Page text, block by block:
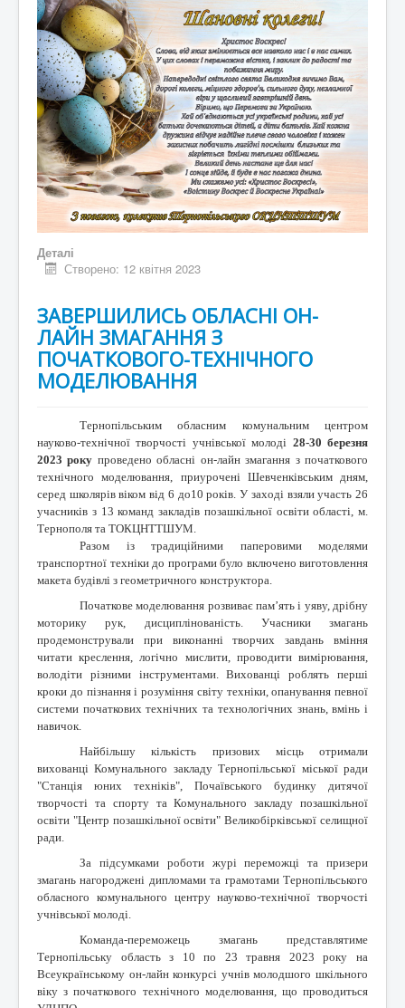
Деталі
Створено: 12 квітня 2023
ЗАВЕРШИЛИСЬ ОБЛАСНІ ОН-
ЛАЙН ЗМАГАННЯ З
ПОЧАТКОВОГО-ТЕХНІЧНОГО
МОДЕЛЮВАННЯ
Тернопільським обласним комунальним центром
науково-технічної творчості учнівської молоді 28-30 березня
2023 року проведено обласні он-лайн змагання з початкового
технічного моделювання, приурочені Шевченківським дням,
серед школярів віком від 6 до10 років. У заході взяли участь 26
учасників з 13 команд закладів позашкільної освіти області, м.
Тернополя та ТОКЦНТТШУМ.
Разом із традиційними паперовими моделями
транспортної техніки до програми було включено виготовлення
макета будівлі з геометричного конструктора.
Початкове моделювання розвиває пам’ять і уяву, дрібну
моторику рук, дисциплінованість. Учасники змагань
продемонстрували при виконанні творчих завдань вміння
читати креслення, логічно мислити, проводити вимірювання,
володіти різними інструментами. Вихованці роблять перші
кроки до пізнання і розуміння світу техніки, опанування певної
системи початкових технічних та технологічних знань, вмінь і
навичок.
Найбільшу кількість призових місць отримали
вихованці Комунального закладу Тернопільської міської ради
"Станція юних техніків", Почаївського будинку дитячої
творчості та спорту та Комунального закладу позашкільної
освіти "Центр позашкільної освіти" Великобірківської селищної
ради.
За підсумками роботи журі переможці та призери
змагань нагороджені дипломами та грамотами Тернопільського
обласного комунального центру науково-технічної творчості
учнівської молоді.
Команда-переможець змагань представлятиме
Тернопільську область з 10 по 23 травня 2023 року на
Всеукраїнському он-лайн конкурсі учнів молодшого шкільного
віку з початкового технічного моделювання, що проводиться